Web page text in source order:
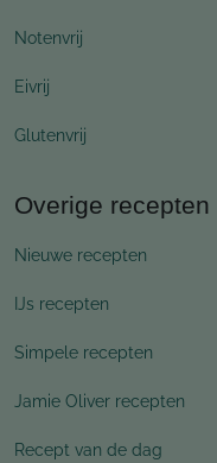
Notenvrij
Eivrij
Glutenvrij
Overige recepten
Nieuwe recepten
IJs recepten
Simpele recepten
Jamie Oliver recepten
Recept van de dag